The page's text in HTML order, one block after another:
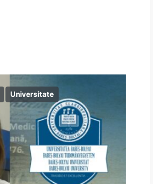
Universitate